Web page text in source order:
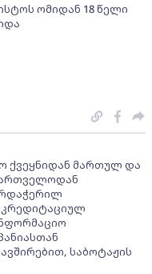
ომიდან 18 წელი
ქვეყნიდან მართულ და
საბოტაჟის